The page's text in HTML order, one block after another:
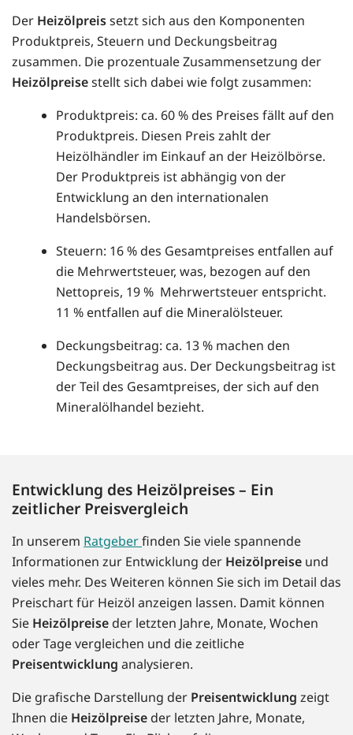
Der Heizölpreissetzt sich aus den Komponenten
Produktpreis, Steuern und Deckungsbeitrag
zusammen. Die prozentuale Zusammensetzung der
Heizölpreisestellt sich dabei wie folgt zusammen:
Produktpreis: ca. 60 % des Preises fällt auf den
Produktpreis. Diesen Preis zahlt der
Heizölhändler im Einkauf an der Heizölbörse.
Der Produktpreis ist abhängig von der
Entwicklung an den internationalen
Handelsbörsen.
Steuern: 16 % des Gesamtpreises entfallen auf
die Mehrwertsteuer, was, bezogen auf den
Nettopreis, 19 % Mehrwertsteuer entspricht.
11 % entfallen auf die Mineralölsteuer.
Deckungsbeitrag: ca. 13 % machen den
Deckungsbeitrag aus. Der Deckungsbeitrag ist
der Teil des Gesamtpreises, der sich auf den
Mineralölhandel bezieht.
Entwicklung des Heizölpreises – Ein
zeitlicher Preisvergleich
In unserem Ratgeberfinden Sie viele spannende
Informationen zur Entwicklung der Heizölpreise und
vieles mehr. Des Weiteren können Sie sich im Detail das
Preischart für Heizöl anzeigen lassen. Damit können
Sie Heizölpreise der letzten Jahre, Monate, Wochen
oder Tage vergleichen und die zeitliche
Preisentwicklung analysieren.
Die grafische Darstellung der Preisentwicklung zeigt
Ihnen die Heizölpreise der letzten Jahre, Monate,